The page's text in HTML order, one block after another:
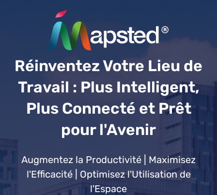
Réinventez Votre Lieu de
Travail : Plus Intelligent,
Plus Connecté et Prêt
pour l'Avenir
Augmentez la Productivité | Maximisez
l'Efficacité | Optimisez l'Utilisation de
l'Espace